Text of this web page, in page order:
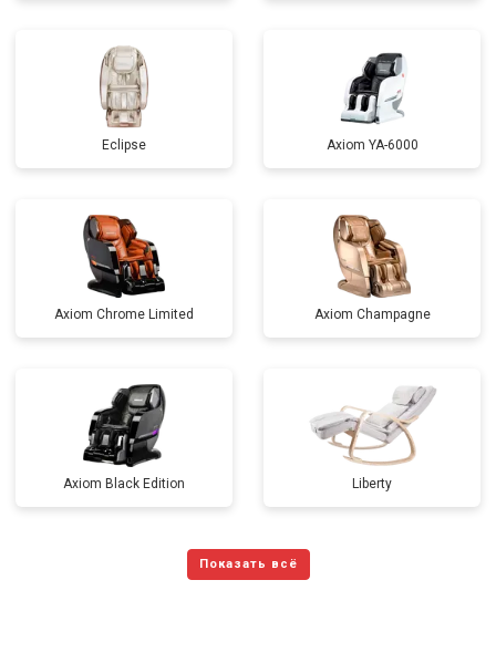
Eclipse Axiom YA-6000
Axiom Chrome Limited Axiom Champagne
Axiom Black Edition Liberty